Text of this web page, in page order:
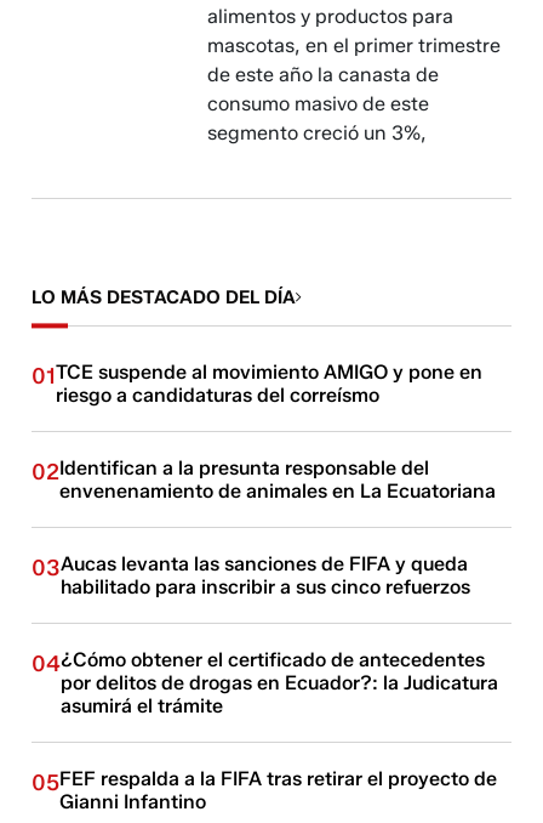
alimentos y productos para
mascotas, en el primer trimestre
de este año la canasta de
consumo masivo de este
segmento creció un 3%,
LO MÁS DESTACADO DEL DÍA
01TCE suspende al movimiento AMIGO y pone en
riesgo a candidaturas del correísmo
02Identifican a la presunta responsable del
envenenamiento de animales en La Ecuatoriana
03Aucas levanta las sanciones de FIFA y queda
habilitado para inscribir a sus cinco refuerzos
04¿Cómo obtener el certificado de antecedentes
por delitos de drogas en Ecuador?: la Judicatura
asumirá el trámite
05FEF respalda a la FIFA tras retirar el proyecto de
Gianni Infantino